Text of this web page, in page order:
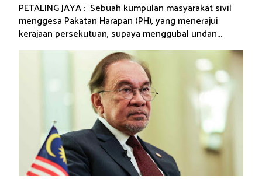
PETALING JAYA : Sebuah kumpulan masyarakat sivil
menggesa Pakatan Harapan (PH), yang menerajui
kerajaan persekutuan, supaya menggubal undan...